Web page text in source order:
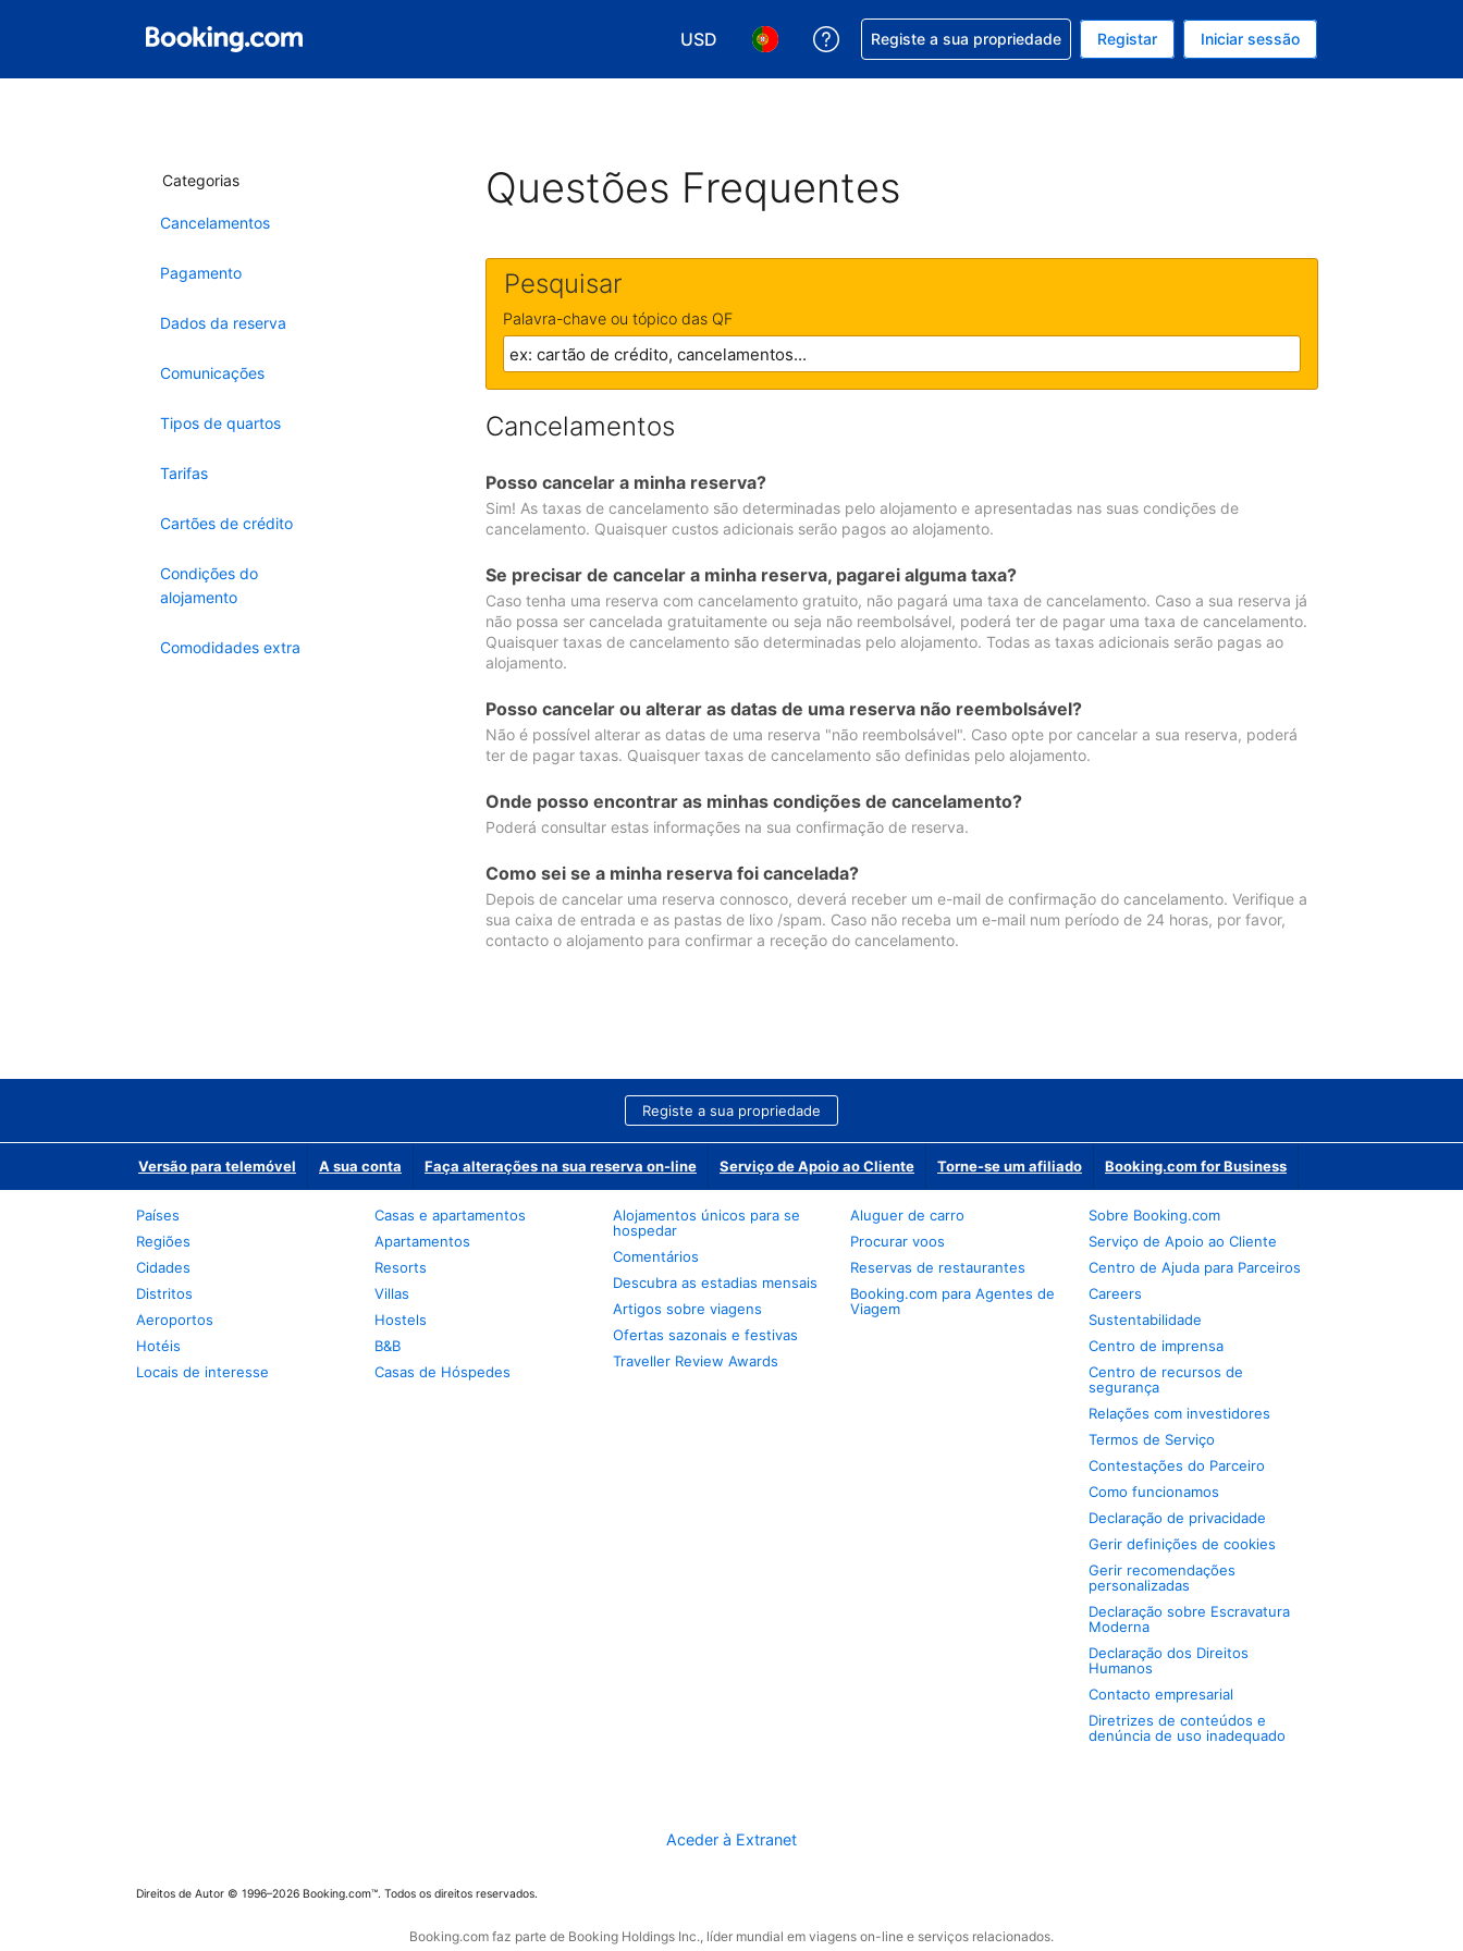
USD
Escolha a sua moeda. A sua moeda atual é Dólar dos EUA
Escolha o seu idioma. O seu idioma atual é Português
Obtenha ajuda com a sua reserva
Registe a sua propriedade Registar Iniciar sessão
Categorias
Cancelamentos
Pagamento
Dados da reserva
Comunicações
Tipos de quartos
Tarifas
Cartões de crédito
Condições do
alojamento
Comodidades extra
Questões Frequentes
Pesquisar
Palavra-chave ou tópico das QF
Cancelamentos
Posso cancelar a minha reserva?
Sim! As taxas de cancelamento são determinadas pelo alojamento e apresentadas nas suas condições de
cancelamento. Quaisquer custos adicionais serão pagos ao alojamento.
Se precisar de cancelar a minha reserva, pagarei alguma taxa?
Caso tenha uma reserva com cancelamento gratuito, não pagará uma taxa de cancelamento. Caso a sua reserva já
não possa ser cancelada gratuitamente ou seja não reembolsável, poderá ter de pagar uma taxa de cancelamento.
Quaisquer taxas de cancelamento são determinadas pelo alojamento. Todas as taxas adicionais serão pagas ao
alojamento.
Posso cancelar ou alterar as datas de uma reserva não reembolsável?
Não é possível alterar as datas de uma reserva "não reembolsável". Caso opte por cancelar a sua reserva, poderá
ter de pagar taxas. Quaisquer taxas de cancelamento são definidas pelo alojamento.
Onde posso encontrar as minhas condições de cancelamento?
Poderá consultar estas informações na sua confirmação de reserva.
Como sei se a minha reserva foi cancelada?
Depois de cancelar uma reserva connosco, deverá receber um e-mail de confirmação do cancelamento. Verifique a
sua caixa de entrada e as pastas de lixo /spam. Caso não receba um e-mail num período de 24 horas, por favor,
contacto o alojamento para confirmar a receção do cancelamento.
Registe a sua propriedade
Versão para telemóvel A sua conta Faça alterações na sua reserva on-line Serviço de Apoio ao Cliente Torne-se um afiliado Booking.com for Business
Países
Regiões
Cidades
Distritos
Aeroportos
Hotéis
Locais de interesse
Casas e apartamentos
Apartamentos
Resorts
Villas
Hostels
B&B
Casas de Hóspedes
Alojamentos únicos para se
hospedar
Comentários
Descubra as estadias mensais
Artigos sobre viagens
Ofertas sazonais e festivas
Traveller Review Awards
Aluguer de carro
Procurar voos
Reservas de restaurantes
Booking.com para Agentes de
Viagem
Sobre Booking.com
Serviço de Apoio ao Cliente
Centro de Ajuda para Parceiros
Careers
Sustentabilidade
Centro de imprensa
Centro de recursos de
segurança
Relações com investidores
Termos de Serviço
Contestações do Parceiro
Como funcionamos
Declaração de privacidade
Gerir definições de cookies
Gerir recomendações
personalizadas
Declaração sobre Escravatura
Moderna
Declaração dos Direitos
Humanos
Contacto empresarial
Diretrizes de conteúdos e
denúncia de uso inadequado
Aceder à Extranet
Direitos de Autor © 1996–2026 Booking.com™. Todos os direitos reservados.
Booking.com faz parte de Booking Holdings Inc., líder mundial em viagens on-line e serviços relacionados.